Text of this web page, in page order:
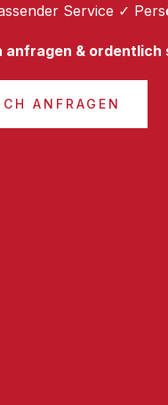
Service ✓
& ordentlich
ANFRAGEN